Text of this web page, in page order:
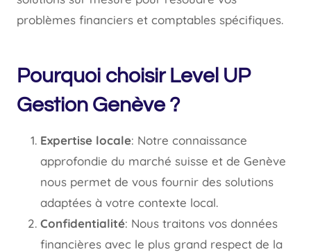
problèmes financiers et comptables spécifiques.
Pourquoi choisir Level UP
Gestion Genève ?
Expertise locale: Notre connaissance
approfondie du marché suisse et de Genève
nous permet de vous fournir des solutions
adaptées à votre contexte local.
Confidentialité: Nous traitons vos données
financières avec le plus grand respect de la